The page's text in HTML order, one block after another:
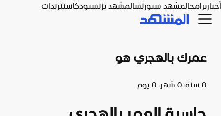
أخباربرامجالمشهد سبورتسالمشهد بزنسبودكاستترندات
عمرك بالهجري هو
0 سنة، 0 شهر، 0 يوم